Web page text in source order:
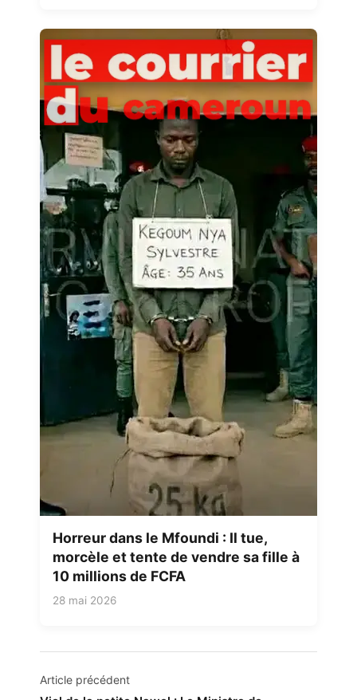
Horreur dans le Mfoundi : Il tue,
morcèle et tente de vendre sa fille à
10 millions de FCFA
28 mai 2026
Navigation
Article précédent